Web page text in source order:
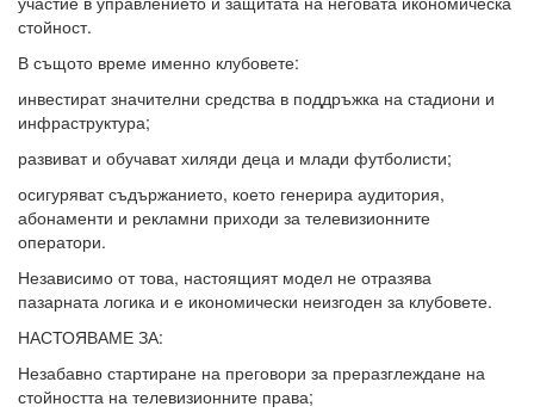
стойност.
В същото време именно клубовете:
инвестират значителни средства в поддръжка на стадиони и
инфраструктура;
развиват и обучават хиляди деца и млади футболисти;
осигуряват съдържанието, което генерира аудитория,
абонаменти и рекламни приходи за телевизионните
оператори.
Независимо от това, настоящият модел не отразява
пазарната логика и е икономически неизгоден за клубовете.
НАСТОЯВАМЕ ЗА:
Незабавно стартиране на преговори за преразглеждане на
стойността на телевизионните права;